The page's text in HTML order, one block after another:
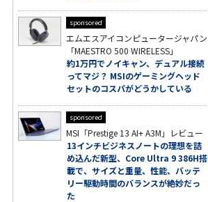
sponsored
エムエスアイコンピュータージャパン
「MAESTRO 500 WIRELESS」
約1万円でノイキャン、デュアル接続
ってマジ？ MSIのゲーミングヘッド
セットのコスパがどうかしている
sponsored
MSI「Prestige 13 AI+ A3M」レビュー
13インチビジネスノートの理想を詰
め込んだ新型、Core Ultra 9 386H搭
載で、サイズと重量、性能、バッテ
リー駆動時間のバランスが絶妙だっ
た